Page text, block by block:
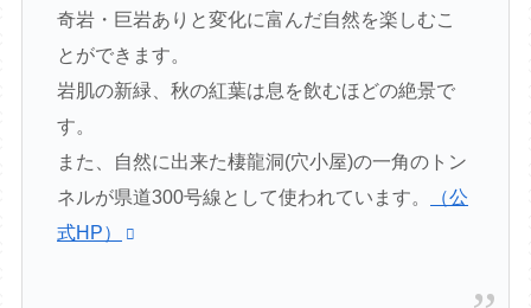
奇岩・巨岩ありと変化に富んだ自然を楽しむこ
とができます。
岩肌の新緑、秋の紅葉は息を飲むほどの絶景で
す。
また、自然に出来た棲龍洞(穴小屋)の一角のトン
ネルが県道300号線として使われています。
（公
式HP）